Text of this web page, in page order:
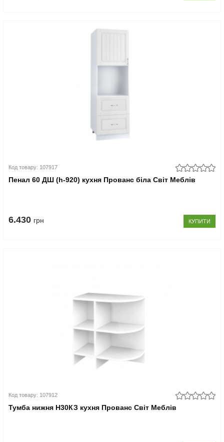
Код товару: 107917
Пенал 60 ДШ (h-920) кухня Прованс біла Світ Меблів
6.430 грн КУПИТИ
Код товару: 107912
Тумба нижня Н30КЗ кухня Прованс Світ Меблів